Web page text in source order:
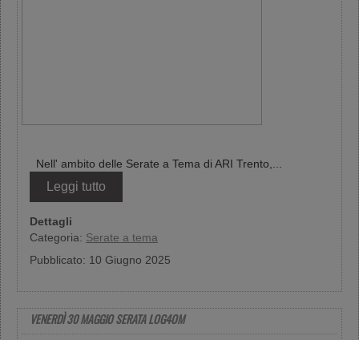
Nell' ambito delle Serate a Tema di ARI Trento,...
Leggi tutto
Dettagli
Categoria: Serate a tema
Pubblicato: 10 Giugno 2025
VENERDÌ 30 MAGGIO SERATA LOG4OM